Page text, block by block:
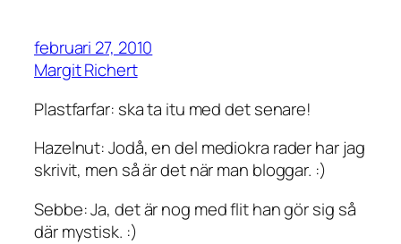
februari 27, 2010
Margit Richert
Plastfarfar: ska ta itu med det senare!
Hazelnut: Jodå, en del mediokra rader har jag
skrivit, men så är det när man bloggar. :)
Sebbe: Ja, det är nog med flit han gör sig så
där mystisk. :)